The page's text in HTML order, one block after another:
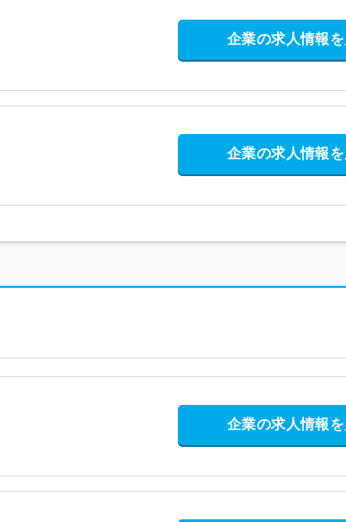
企業の求人情報
企業の求人情報
企業の求人情報